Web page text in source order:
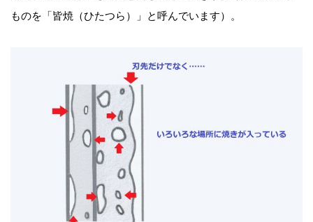
ものを「皆焼（ひたつら）」と呼んでいます）。